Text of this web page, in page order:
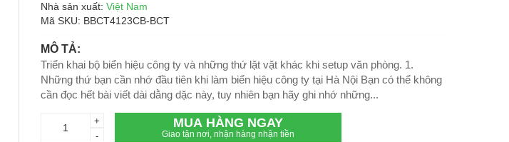
Nhà sản xuất: Việt Nam
Mã SKU: BBCT4123CB-BCT
MÔ TẢ:
Triển khai bộ biển hiệu công ty và những thứ lặt vặt khác khi setup văn phòng. 1.
Những thứ bạn cần nhớ đầu tiên khi làm biển hiệu công ty tại Hà Nội Bạn có thể không
cần đọc hết bài viết dài dằng dặc này, tuy nhiên bạn hãy ghi nhớ những...
+
-
MUA HÀNG NGAY
Giao tận nơi, nhận hàng nhận tiền